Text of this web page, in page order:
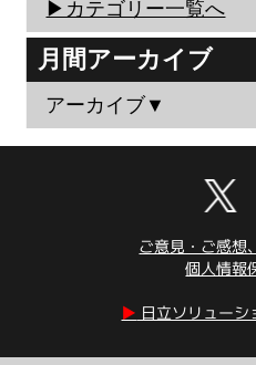
▶︎カテゴリー一覧へ
月間アーカイブ
アーカイブ▼
ご意見・ご感想
個人情報
▶︎ 日立ソリュー